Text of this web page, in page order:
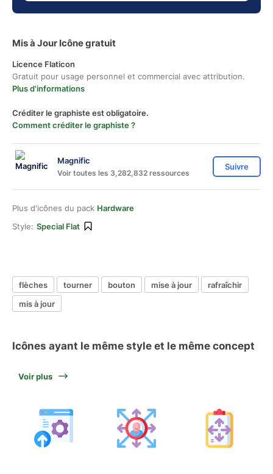
Mis à Jour Icône gratuit
Licence Flaticon
Gratuit pour usage personnel et commercial avec attribution.
Plus d'informations
Créditer le graphiste est obligatoire.
Comment créditer le graphiste ?
Magnific
Voir toutes les 3,282,832 ressources
Suivre
Plus d'icônes du pack Hardware
Style: Special Flat
flèches tourner bouton mise à jour
rafraîchir
mis à jour
Icônes ayant le même style et le même concept
Voir plus